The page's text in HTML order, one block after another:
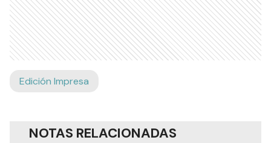
Edición Impresa
NOTAS RELACIONADAS